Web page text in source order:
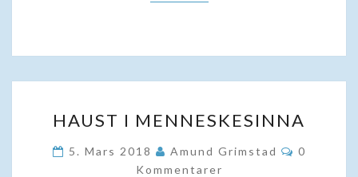
I
MENNESKESINNA
HAUST I MENNESKESINNA
5. Mars 2018 Amund Grimstad
0
Kommentarer